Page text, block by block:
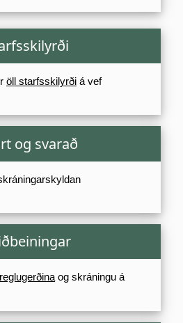
öll starfsskilyrði á vef
og svarað
og skráningu á